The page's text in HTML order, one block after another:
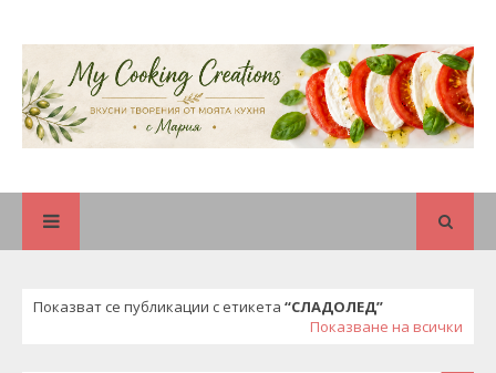
Показват се публикации с етикета
СЛАДОЛЕД
Показване на всички